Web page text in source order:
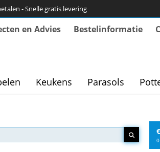
- Snelle gratis levering
en Advies Bestelinformatie
Keukens Parasols
0